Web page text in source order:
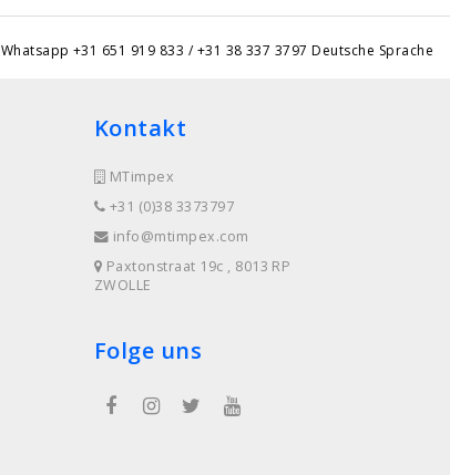
Whatsapp +31 651 919 833 / +31 38 337 3797 Deutsche Sprache
Kontakt
MTimpex
+31 (0)38 3373797
info@mtimpex.com
Paxtonstraat 19c , 8013 RP
ZWOLLE
Folge uns